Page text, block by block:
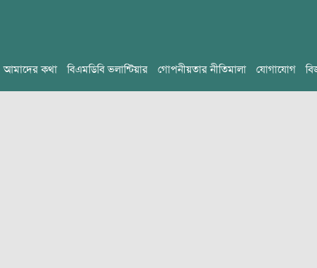
আমাদের কথা বিএমডিবি ভলান্টিয়ার গোপনীয়তার নীতিমালা যোগাযোগ